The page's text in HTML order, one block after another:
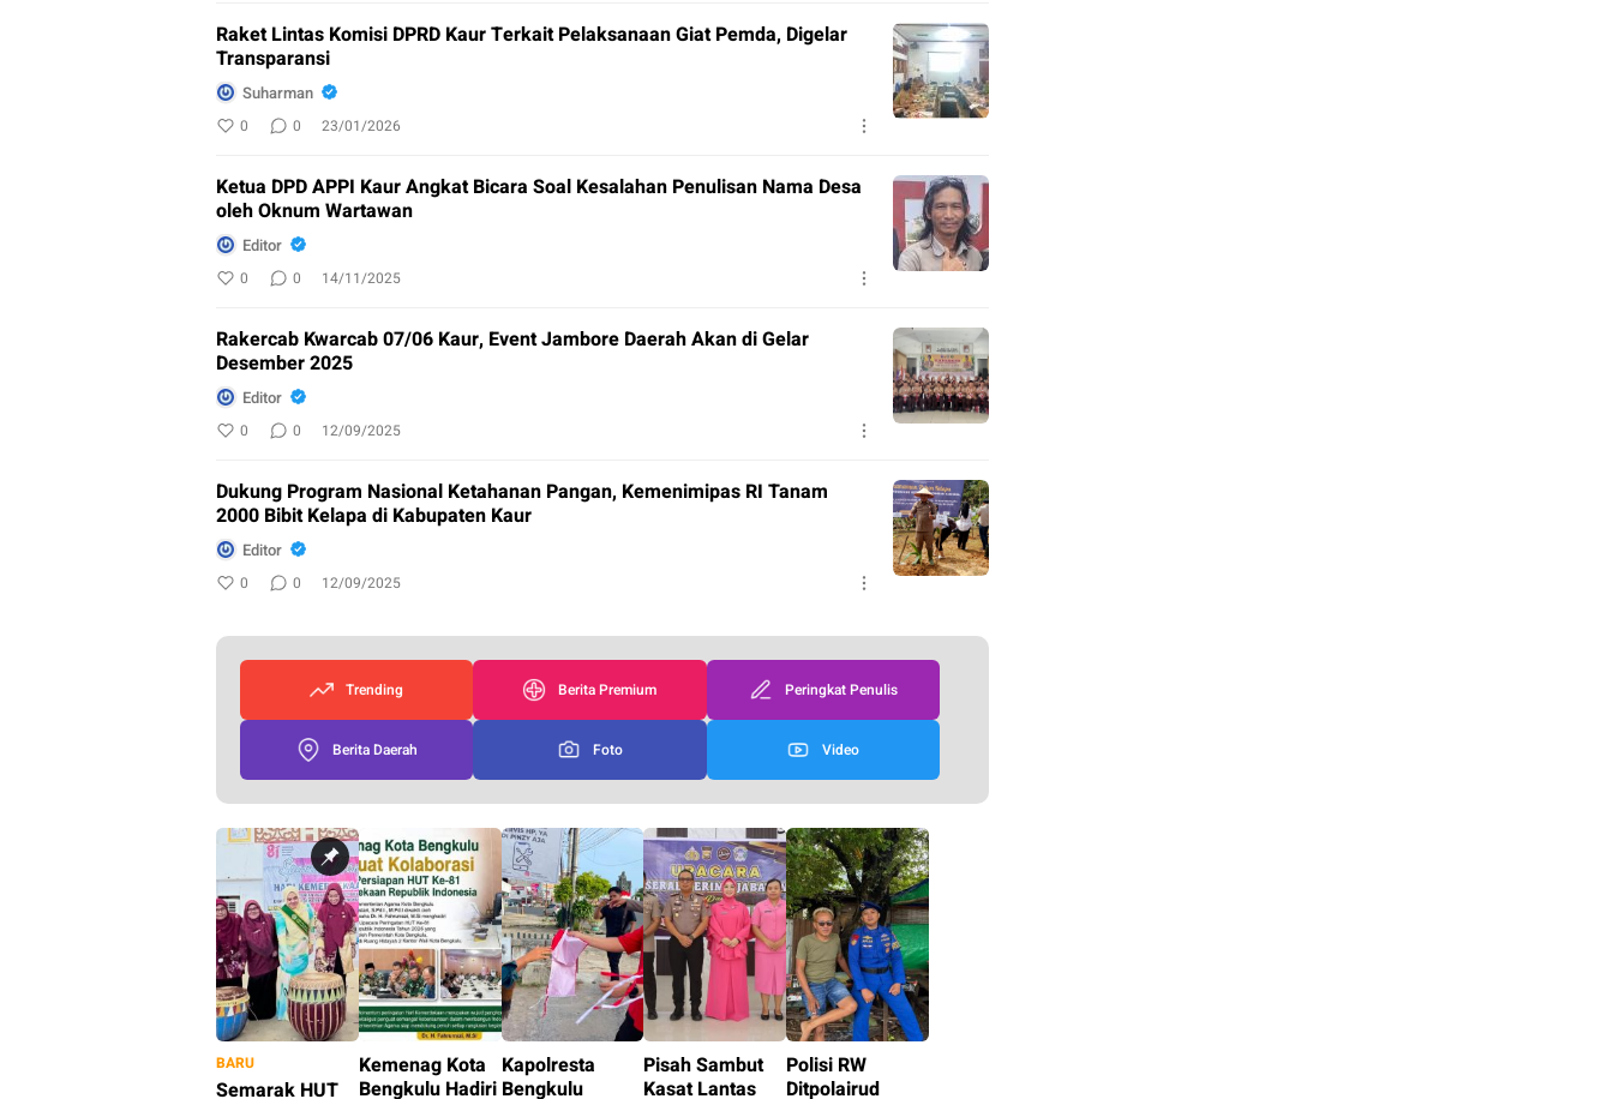
Raket Lintas Komisi DPRD Kaur Terkait Pelaksanaan Giat Pemda, Digelar
Transparansi
Suharman
0 0 23/01/2026
Ketua DPD APPI Kaur Angkat Bicara Soal Kesalahan Penulisan Nama Desa
oleh Oknum Wartawan
Editor
0 0 14/11/2025
Rakercab Kwarcab 07/06 Kaur, Event Jambore Daerah Akan di Gelar
Desember 2025
Editor
0 0 12/09/2025
Dukung Program Nasional Ketahanan Pangan, Kemenimipas RI Tanam
2000 Bibit Kelapa di Kabupaten Kaur
Editor
0 0 12/09/2025
Trending Berita Premium Peringkat Penulis
Berita Daerah Foto Video
BARU
Semarak HUT
Kemenag Kota
Bengkulu Hadiri
Kapolresta
Bengkulu
Pisah Sambut
Kasat Lantas
Polisi RW
Ditpolairud